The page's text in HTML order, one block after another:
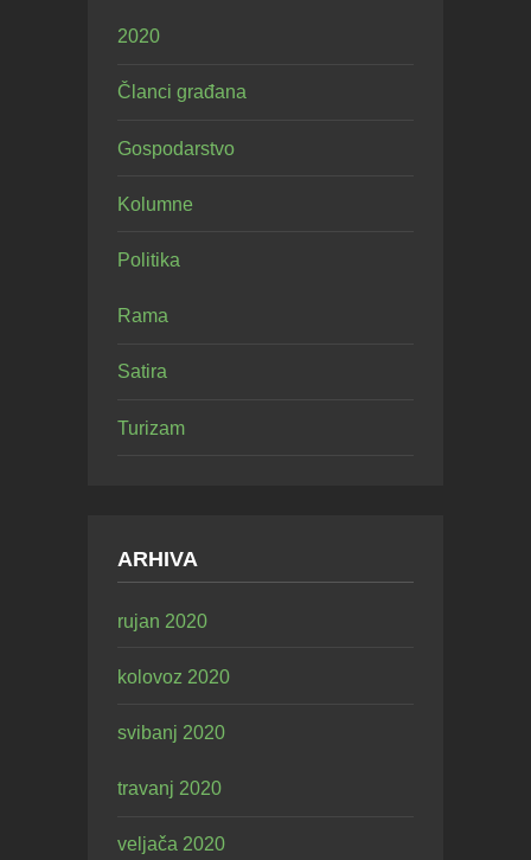
2020
Članci građana
Gospodarstvo
Kolumne
Politika
Rama
Satira
Turizam
ARHIVA
rujan 2020
kolovoz 2020
svibanj 2020
travanj 2020
veljača 2020